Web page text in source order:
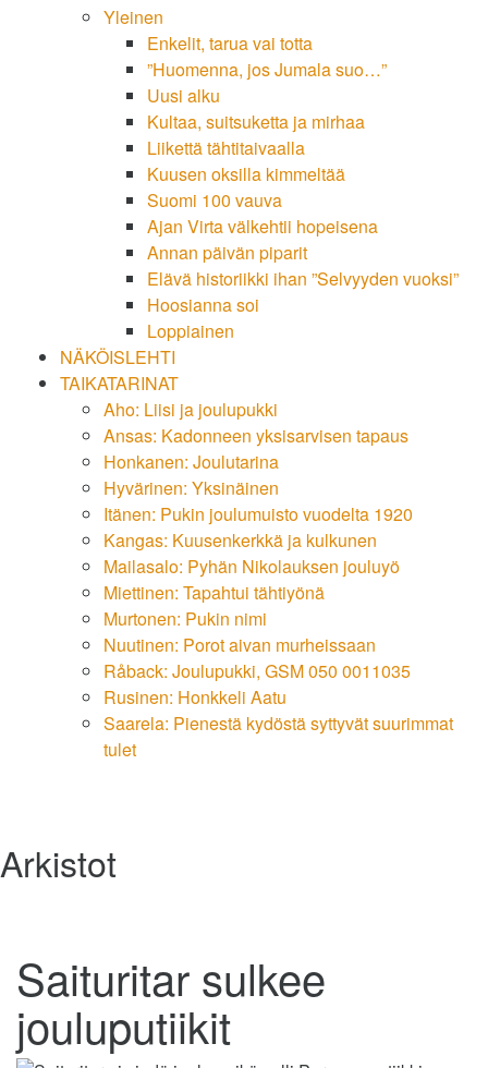
Yleinen
Enkelit, tarua vai totta
”Huomenna, jos Jumala suo…”
Uusi alku
Kultaa, suitsuketta ja mirhaa
Liikettä tähtitaivaalla
Kuusen oksilla kimmeltää
Suomi 100 vauva
Ajan Virta välkehtii hopeisena
Annan päivän piparit
Elävä historiikki ihan ”Selvyyden vuoksi”
Hoosianna soi
Loppiainen
NÄKÖISLEHTI
TAIKATARINAT
Aho: Liisi ja joulupukki
Ansas: Kadonneen yksisarvisen tapaus
Honkanen: Joulutarina
Hyvärinen: Yksinäinen
Itänen: Pukin joulumuisto vuodelta 1920
Kangas: Kuusenkerkkä ja kulkunen
Mailasalo: Pyhän Nikolauksen jouluyö
Miettinen: Tapahtui tähtiyönä
Murtonen: Pukin nimi
Nuutinen: Porot aivan murheissaan
Råback: Joulupukki, GSM 050 0011035
Rusinen: Honkkeli Aatu
Saarela: Pienestä kydöstä syttyvät suurimmat
tulet
Arkistot
Saituritar sulkee
jouluputiikit